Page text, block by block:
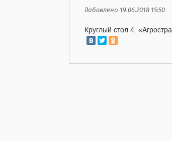
добавлено 19.06.2018 15:50
Круглый стол 4.